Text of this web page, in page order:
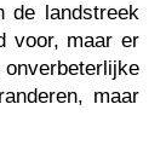
de landstreek
voor, maar er
maar